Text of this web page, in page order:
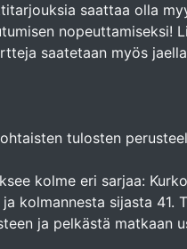
saattaa olla
nopeuttamiseksi!
saatetaan myös
tulosten
kolme eri sarjaa:
kolmannesta sijasta 41.
ja pelkästä matkaan